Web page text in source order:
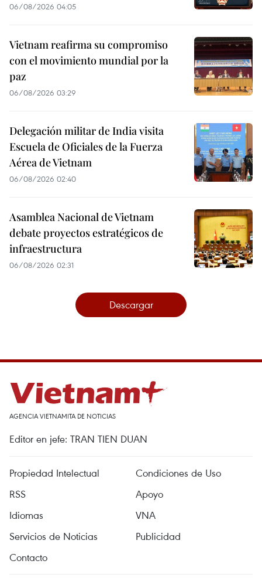
06/08/2026 04:05
Vietnam reafirma su compromiso
con el movimiento mundial por la
paz
06/08/2026 03:29
Delegación militar de India visita
Escuela de Oficiales de la Fuerza
Aérea de Vietnam
06/08/2026 02:40
Asamblea Nacional de Vietnam
debate proyectos estratégicos de
infraestructura
06/08/2026 02:31
Descargar
AGENCIA VIETNAMITA DE NOTICIAS
Editor en jefe: TRAN TIEN DUAN
Propiedad Intelectual
Condiciones de Uso
RSS
Apoyo
Idiomas
VNA
Servicios de Noticias
Publicidad
Contacto